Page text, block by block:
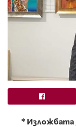
* Изложбата